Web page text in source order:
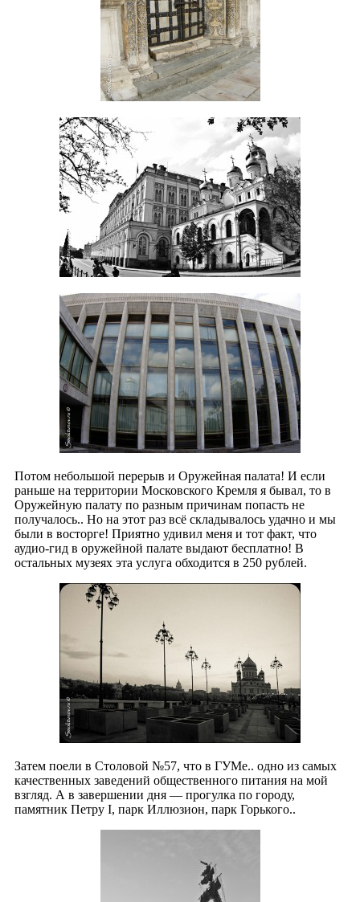
Потом небольшой перерыв и Оружейная палата! И если
раньше на территории Московского Кремля я бывал, то в
Оружейную палату по разным причинам попасть не
получалось.. Но на этот раз всё складывалось удачно и мы
были в восторге! Приятно удивил меня и тот факт, что
аудио-гид в оружейной палате выдают бесплатно! В
остальных музеях эта услуга обходится в 250 рублей.
Затем поели в Столовой №57, что в ГУМе.. одно из самых
качественных заведений общественного питания на мой
взгляд. А в завершении дня — прогулка по городу,
памятник Петру I, парк Иллюзион, парк Горького..